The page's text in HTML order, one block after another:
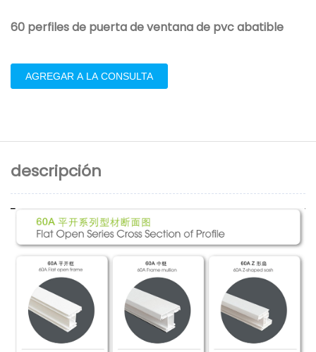
60 perfiles de puerta de ventana de pvc abatible
AGREGAR A LA CONSULTA
descripción